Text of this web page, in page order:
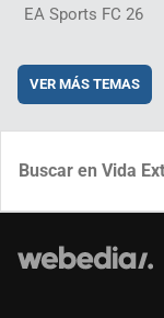
EA Sports FC 26
VER MÁS TEMAS